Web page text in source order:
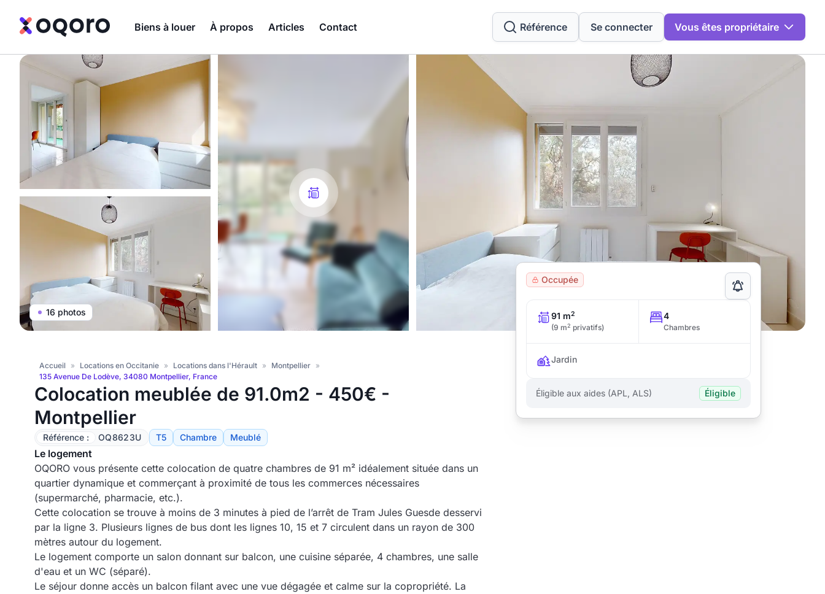
Biens à louer À propos Articles Contact Référence Se connecter Vous êtes propriétaire
16 photos
Accueil » Locations en Occitanie » Locations dans l'Hérault » Montpellier »
135 Avenue De Lodève, 34080 Montpellier, France
Colocation meublée de 91.0m2 - 450€ -
Montpellier
Référence : OQ8623U T5 Chambre Meublé
Le logement
OQORO vous présente cette colocation de quatre chambres de 91 m² idéalement située dans un
quartier dynamique et commerçant à proximité de tous les commerces nécessaires
(supermarché, pharmacie, etc.).
Cette colocation se trouve à moins de 3 minutes à pied de l’arrêt de Tram Jules Guesde desservi
par la ligne 3. Plusieurs lignes de bus dont les lignes 10, 15 et 7 circulent dans un rayon de 300
mètres autour du logement.
Le logement comporte un salon donnant sur balcon, une cuisine séparée, 4 chambres, une salle
d'eau et un WC (séparé).
Le séjour donne accès un balcon filant avec une vue dégagée et calme sur la copropriété. La
Occupée
91 m2
(9 m2 privatifs)
4
Chambres
Jardin
Éligible aux aides (APL, ALS) Éligible